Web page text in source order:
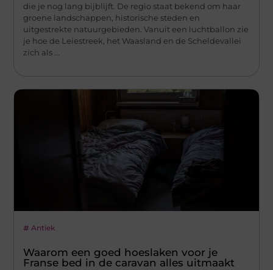
die je nog lang bijblijft. De regio staat bekend om haar
groene landschappen, historische steden en
uitgestrekte natuurgebieden. Vanuit een luchtballon zie
je hoe de Leiestreek, het Waasland en de Scheldevallei
zich als ...
Antiek
Waarom een goed hoeslaken voor je
Franse bed in de caravan alles uitmaakt